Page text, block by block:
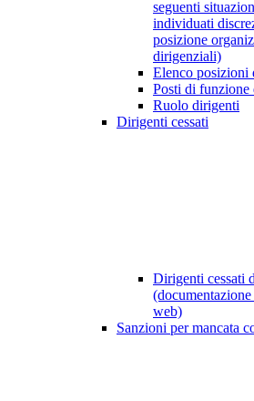
seguenti
individuati
posizione
dirigenziali)
Elenco posizioni
Posti di
Ruolo dirigenti
Dirigenti cessati
Dirigenti cessati
web)
Sanzioni per mancata